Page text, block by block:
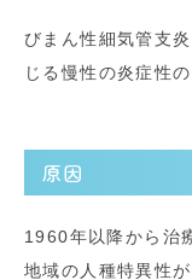
びまん性細気管支
じる慢性の炎症性
原因
1960年以降から治
地域の人種特異性